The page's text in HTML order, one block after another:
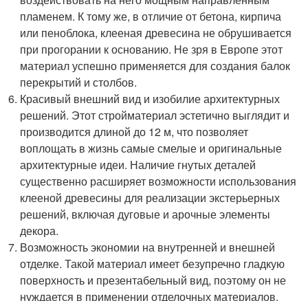
пламенем. К тому же, в отличие от бетона, кирпича
или пеноблока, клееная древесина не обрушивается
при прогорании к основанию. Не зря в Европе этот
материал успешно применяется для создания балок
перекрытий и столбов.
Красивый внешний вид и изобилие архитектурных
решений. Этот стройматериал эстетично выглядит и
производится длиной до 12 м, что позволяет
воплощать в жизнь самые смелые и оригинальные
архитектурные идеи. Наличие гнутых деталей
существенно расширяет возможности использования
клееной древесины для реализации экстерьерных
решений, включая дуговые и арочные элементы
декора.
Возможность экономии на внутренней и внешней
отделке. Такой материал имеет безупречно гладкую
поверхность и презентабельный вид, поэтому он не
нуждается в применении отделочных материалов.